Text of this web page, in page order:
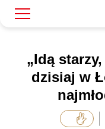
Klub„Idą
dzisiaj w